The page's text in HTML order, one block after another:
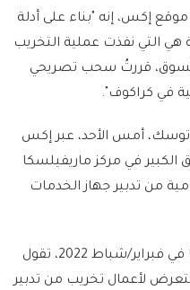
إكس، إنه "بناء على أدلة
هي التي نفذت عملية التخريب
قررتُ سحب تصريحي
في كراكوف".
توسك، أمس الأحد، عبر إكس
الكبير في مركز ماريفيلسكا
من تدبير جهاز الخدمات
ومنذ بداية الحرب الروسية بأوكرانيا في فبراير/شباط 2022، تقول
تتعرض لأعمال تخريب من تدبير